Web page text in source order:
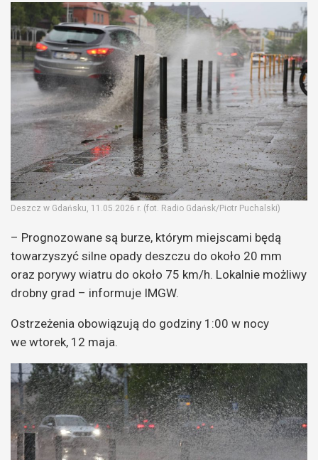
Deszcz w Gdańsku, 11.05.2026 r. (fot. Radio Gdańsk/Piotr Puchalski)
– Prognozowane są burze, którym miejscami będą
towarzyszyć silne opady deszczu do około 20 mm
oraz porywy wiatru do około 75 km/h. Lokalnie możliwy
drobny grad – informuje IMGW.
Ostrzeżenia obowiązują do godziny 1:00 w nocy
we wtorek, 12 maja.